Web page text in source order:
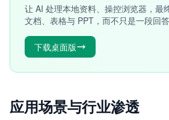
让 AI 处理本地资料、操控浏览器，最
文档、表格与 PPT，而不只是一段回答
下载桌面版
应用场景与行业渗透